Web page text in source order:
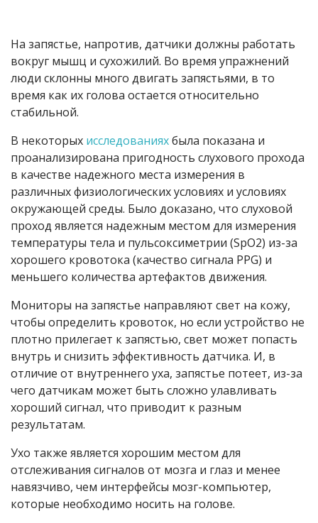
На запястье, напротив, датчики должны работать
вокруг мышц и сухожилий. Во время упражнений
люди склонны много двигать запястьями, в то
время как их голова остается относительно
стабильной.
В некоторых исследованияхбыла показана и
проанализирована пригодность слухового прохода
в качестве надежного места измерения в
различных физиологических условиях и условиях
окружающей среды. Было доказано, что слуховой
проход является надежным местом для измерения
температуры тела и пульсоксиметрии (SpO2) из-за
хорошего кровотока (качество сигнала PPG) и
меньшего количества артефактов движения.
Мониторы на запястье направляют свет на кожу,
чтобы определить кровоток, но если устройство не
плотно прилегает к запястью, свет может попасть
внутрь и снизить эффективность датчика. И, в
отличие от внутреннего уха, запястье потеет, из-за
чего датчикам может быть сложно улавливать
хороший сигнал, что приводит к разным
результатам.
Ухо также является хорошим местом для
отслеживания сигналов от мозга и глаз и менее
навязчиво, чем интерфейсы мозг-компьютер,
которые необходимо носить на голове.